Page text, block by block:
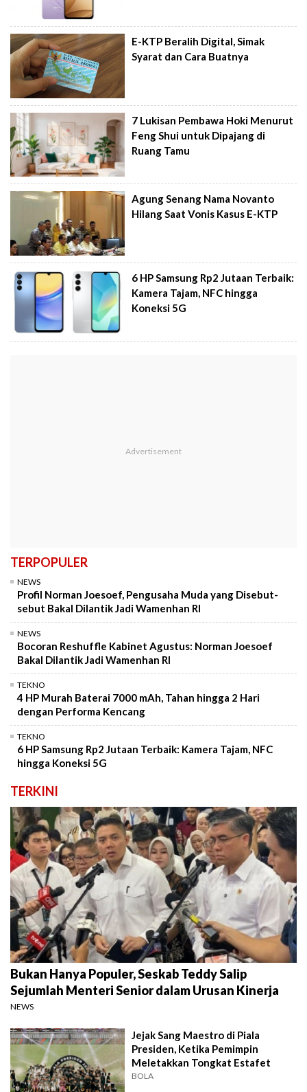
E-KTP Beralih Digital, Simak
Syarat dan Cara Buatnya
7 Lukisan Pembawa Hoki Menurut
Feng Shui untuk Dipajang di
Ruang Tamu
Agung Senang Nama Novanto
Hilang Saat Vonis Kasus E-KTP
6 HP Samsung Rp2 Jutaan Terbaik:
Kamera Tajam, NFC hingga
Koneksi 5G
TERPOPULER
NEWS
Profil Norman Joesoef, Pengusaha Muda yang Disebut-
sebut Bakal Dilantik Jadi Wamenhan RI
NEWS
Bocoran Reshuffle Kabinet Agustus: Norman Joesoef
Bakal Dilantik Jadi Wamenhan RI
TEKNO
4 HP Murah Baterai 7000 mAh, Tahan hingga 2 Hari
dengan Performa Kencang
TEKNO
6 HP Samsung Rp2 Jutaan Terbaik: Kamera Tajam, NFC
hingga Koneksi 5G
TERKINI
Bukan Hanya Populer, Seskab Teddy Salip
Sejumlah Menteri Senior dalam Urusan Kinerja
NEWS
Jejak Sang Maestro di Piala
Presiden, Ketika Pemimpin
Meletakkan Tongkat Estafet
BOLA